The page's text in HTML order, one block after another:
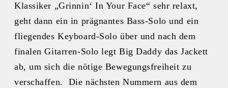
Klassiker „Grinnin‘ In Your Face“ sehr relaxt,
geht dann ein in prägnantes Bass-Solo und ein
fliegendes Keyboard-Solo über und nach dem
finalen Gitarren-Solo legt Big Daddy das Jackett
ab, um sich die nötige Bewegungsfreiheit zu
verschaffen. Die nächsten Nummern aus dem